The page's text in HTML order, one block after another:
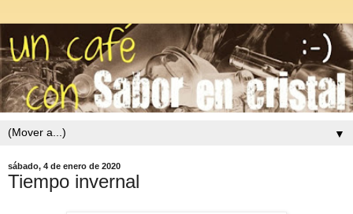
▼
sábado, 4 de enero de 2020
Tiempo invernal